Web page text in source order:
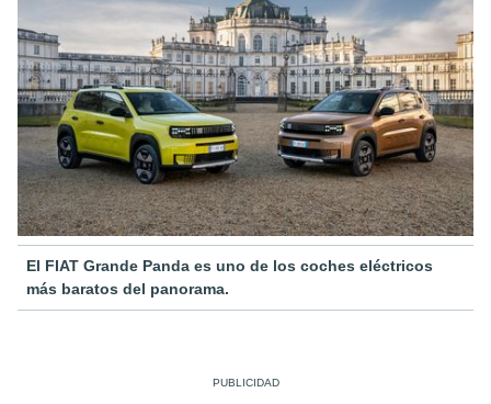
El FIAT Grande Panda es uno de los coches eléctricos
más baratos del panorama.